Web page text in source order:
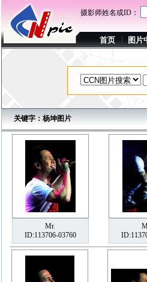
摄影师姓名或ID：
首页 图片
关键字：杨坤图片
Mr.
ID:113706-03760